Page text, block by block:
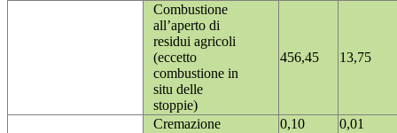
Combustione
all’aperto di
residui agricoli
(eccetto
combustione in
situ delle
stoppie)
456,45 13,75
Cremazione 0,10
0,01